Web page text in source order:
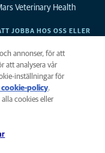
Veterinary Health
JOBBA HOS OSS ELLER
annonser, för att
att analysera vår
inställningar för
cookie-policy(opens in a
new tab)
.
alla cookies eller